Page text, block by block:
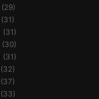
(29)
(31)
(31)
(30)
(31)
(32)
(37)
(33)